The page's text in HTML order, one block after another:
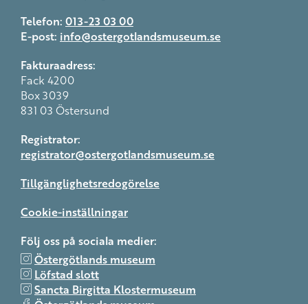
Telefon: 013-23 03 00
E-post: info@ostergotlandsmuseum.se
Fakturaadress:
Fack 4200
Box 3039
831 03 Östersund
Registrator:
registrator@ostergotlandsmuseum.se
Tillgänglighetsredogörelse
Cookie-inställningar
Följ oss på sociala medier:
Östergötlands museum
Löfstad slott
Sancta Birgitta Klostermuseum